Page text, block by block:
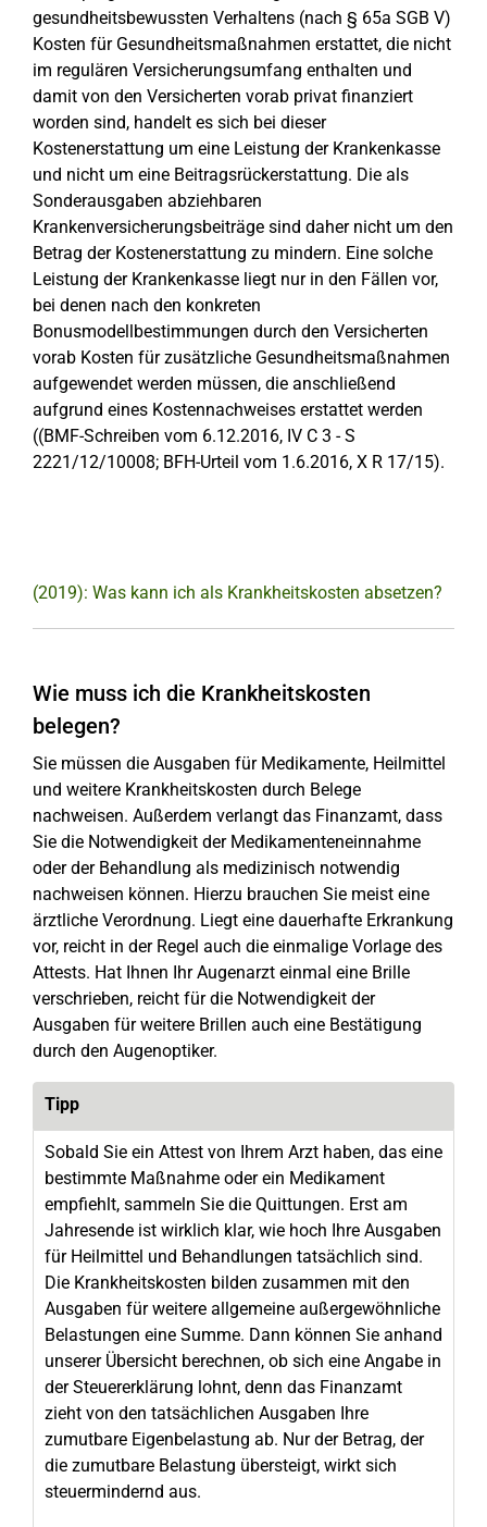
gesundheitsbewussten Verhaltens (nach § 65a SGB V)
Kosten für Gesundheitsmaßnahmen erstattet, die nicht
im regulären Versicherungsumfang enthalten und
damit von den Versicherten vorab privat finanziert
worden sind, handelt es sich bei dieser
Kostenerstattung um eine Leistung der Krankenkasse
und nicht um eine Beitragsrückerstattung. Die als
Sonderausgaben abziehbaren
Krankenversicherungsbeiträge sind daher nicht um den
Betrag der Kostenerstattung zu mindern. Eine solche
Leistung der Krankenkasse liegt nur in den Fällen vor,
bei denen nach den konkreten
Bonusmodellbestimmungen durch den Versicherten
vorab Kosten für zusätzliche Gesundheitsmaßnahmen
aufgewendet werden müssen, die anschließend
aufgrund eines Kostennachweises erstattet werden
((BMF-Schreiben vom 6.12.2016, IV C 3 - S
2221/12/10008; BFH-Urteil vom 1.6.2016, X R 17/15).
(2019): Was kann ich als Krankheitskosten absetzen?
Wie muss ich die Krankheitskosten
belegen?
Sie müssen die Ausgaben für Medikamente, Heilmittel
und weitere Krankheitskosten durch Belege
nachweisen. Außerdem verlangt das Finanzamt, dass
Sie die Notwendigkeit der Medikamenteneinnahme
oder der Behandlung als medizinisch notwendig
nachweisen können. Hierzu brauchen Sie meist eine
ärztliche Verordnung. Liegt eine dauerhafte Erkrankung
vor, reicht in der Regel auch die einmalige Vorlage des
Attests. Hat Ihnen Ihr Augenarzt einmal eine Brille
verschrieben, reicht für die Notwendigkeit der
Ausgaben für weitere Brillen auch eine Bestätigung
durch den Augenoptiker.
Tipp
Sobald Sie ein Attest von Ihrem Arzt haben, das eine
bestimmte Maßnahme oder ein Medikament
empfiehlt, sammeln Sie die Quittungen. Erst am
Jahresende ist wirklich klar, wie hoch Ihre Ausgaben
für Heilmittel und Behandlungen tatsächlich sind.
Die Krankheitskosten bilden zusammen mit den
Ausgaben für weitere allgemeine außergewöhnliche
Belastungen eine Summe. Dann können Sie anhand
unserer Übersicht berechnen, ob sich eine Angabe in
der Steuererklärung lohnt, denn das Finanzamt
zieht von den tatsächlichen Ausgaben Ihre
zumutbare Eigenbelastung ab. Nur der Betrag, der
die zumutbare Belastung übersteigt, wirkt sich
steuermindernd aus.